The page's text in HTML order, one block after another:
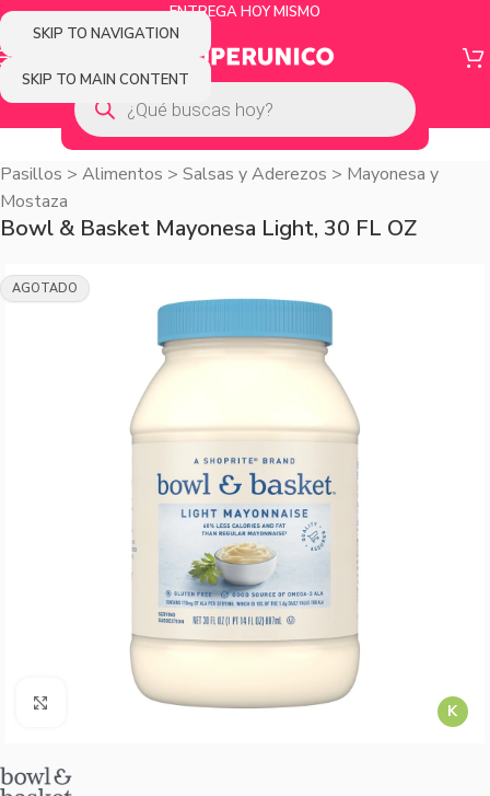
SKIP TO NAVIGATION
SKIP TO MAIN CONTENT
ENTREGA HOY MISMO
Pasillos > Alimentos > Salsas y Aderezos > Mayonesa y
Mostaza
Bowl & Basket Mayonesa Light, 30 FL OZ
AGOTADO
K
Agrandar imagen